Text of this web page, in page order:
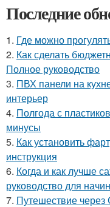
Последние
1. Где можно
2. Как сделать
Полное руководство
3. ПВХ панели на
интерьер
4. Полгода с
минусы
5. Как установить
инструкция
6. Когда и как лучше
руководство для
7. Путешествие